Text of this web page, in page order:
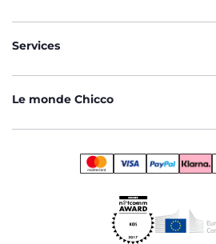
Services
Le monde Chicco